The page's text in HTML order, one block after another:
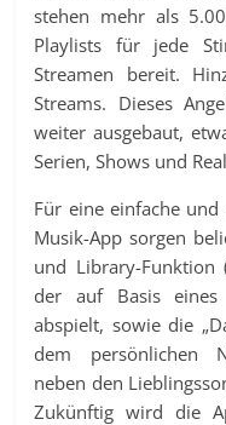
stehen mehr als
Playlists für jede
Streamen bereit.
Streams. Dieses
weiter ausgebaut,
Serien, Shows und
Für eine einfache
Musik-App sorgen
und Library-Funktion
der auf Basis eines
abspielt, sowie die
dem persönlichen
neben den
Zukünftig wird die